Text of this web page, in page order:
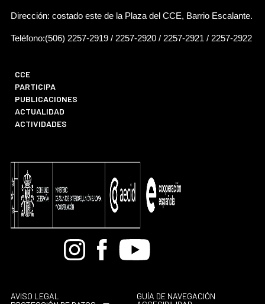
Dirección: costado este de la Plaza del CCE, Barrio Escalante.
Teléfono:(506) 2257-2919 / 2257-2920 / 2257-2921 / 2257-2922
CCE
PARTICIPA
PUBLICACIONES
ACTUALIDAD
ACTIVIDADES
BandcampInstagramFacebook
Youtube
AVISO LEGAL
GUÍA DE NAVEGACIÓN